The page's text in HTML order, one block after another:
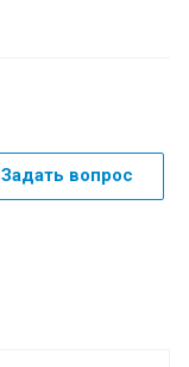
Задать вопрос